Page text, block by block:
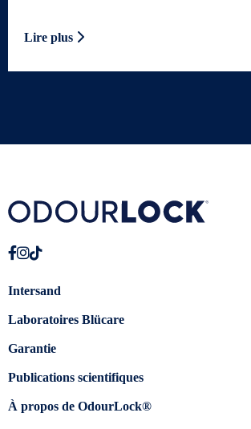
Lire plus
Intersand
Laboratoires Blücare
Garantie
Publications scientifiques
À propos de OdourLock®